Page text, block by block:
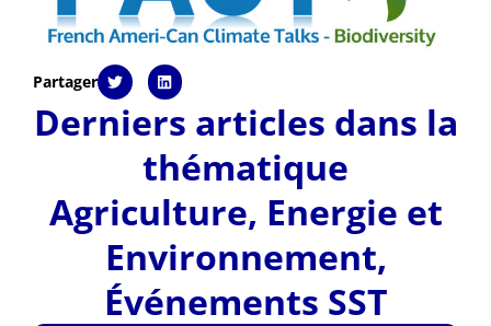
Partager
Derniers articles dans la
thématique
Agriculture, Energie et
Environnement,
Événements SST